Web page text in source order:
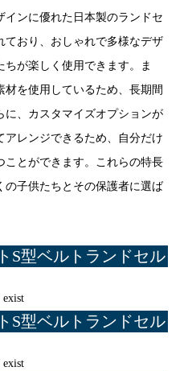
ンに優れた日本製のランドセ
ており、おしゃれで多様なデザ
が楽しく使用できます。ま
を使用しているため、長期間
に、カスタマイズオプションが
アレンジできるため、自分だけ
ことができます。これらの特長
の子供たちとその保護者に選ば
S型ベルトランドセル
S型ベルトランドセル
exist